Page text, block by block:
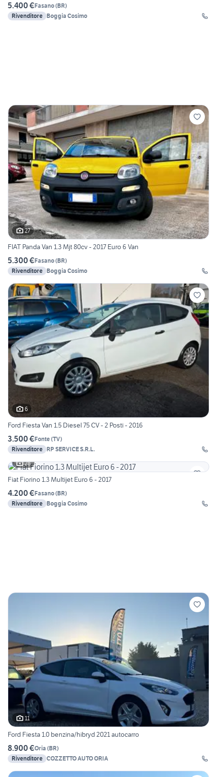
5.400 €Fasano(BR)
Rivenditore Boggia Cosimo
27
FIAT Panda Van 1.3 Mjt 80cv - 2017 Euro 6 Van
5.300 €Fasano(BR)
Rivenditore Boggia Cosimo
6
Ford Fiesta Van 1.5 Diesel 75 CV - 2 Posti - 2016
3.500 €Fonte(TV)
Rivenditore RP SERVICE S.R.L.
28
Fiat Fiorino 1.3 Multijet Euro 6 - 2017
4.200 €Fasano(BR)
Rivenditore Boggia Cosimo
11
Ford Fiesta 1.0 benzina/hibryd 2021 autocarro
8.900 €Oria (BR)
Rivenditore COZZETTO AUTO ORIA